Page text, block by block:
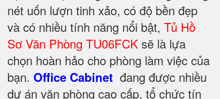
nét uốn lượn tinh xảo, có độ bền đẹp
và có nhiều tính năng nổi bật, Tủ Hồ
Sơ Văn Phòng TU06FCK sẽ là lựa
chọn hoàn hảo cho phòng làm việc của
bạn. Office Cabinet đang được nhiều
dự án văn phòng cao cấp, tổ chức tín